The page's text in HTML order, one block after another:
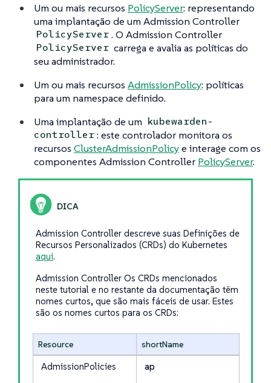
Um ou mais recursos PolicyServer: representando
uma implantação de um Admission Controller
PolicyServer. O Admission Controller
PolicyServer carrega e avalia as políticas do
seu administrador.
Um ou mais recursos AdmissionPolicy: políticas
para um namespace definido.
Uma implantação de um kubewarden-
controller: este controlador monitora os
recursos ClusterAdmissionPolicye interage com os
componentes Admission Controller PolicyServer.
Admission Controller descreve suas Definições de
Recursos Personalizados (CRDs) do Kubernetes
aqui.
Admission Controller Os CRDs mencionados
neste tutorial e no restante da documentação têm
nomes curtos, que são mais fáceis de usar. Estes
são os nomes curtos para os CRDs:
Resource shortName
AdmissionPolicies ap